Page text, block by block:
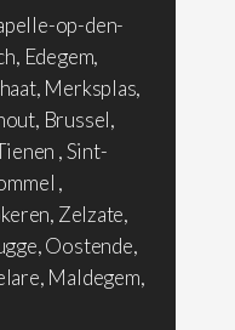
op-den-
Edegem,
Merksplas,
Brussel,
, Sint-
,
Zelzate,
Oostende,
Maldegem,